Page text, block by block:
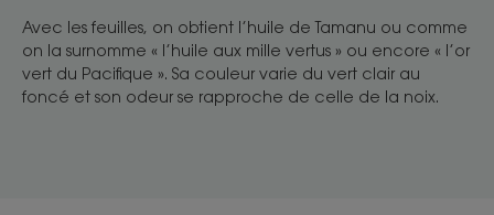
Avec les feuilles, on obtient l’huile de Tamanu ou comme
on la surnomme « l’huile aux mille vertus » ou encore « l’or
vert du Pacifique ». Sa couleur varie du vert clair au
foncé et son odeur se rapproche de celle de la noix.